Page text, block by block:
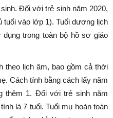
Đối với trẻ sinh năm 2020,
tuổi vào lớp 1). Tuổi dương lịch
trong toàn bộ hồ sơ giáo
theo lịch âm, bao gồm cả thời
Cách tính bằng cách lấy năm
thêm 1. Đối với trẻ sinh năm
là 7 tuổi. Tuổi mụ hoàn toàn